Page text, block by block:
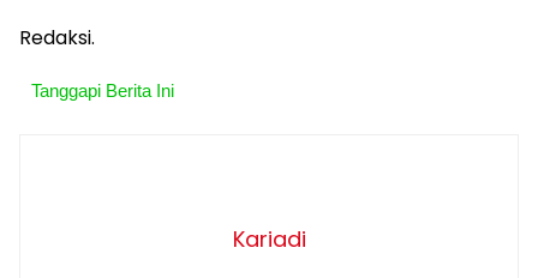
Redaksi.
Tanggapi Berita Ini
Kariadi